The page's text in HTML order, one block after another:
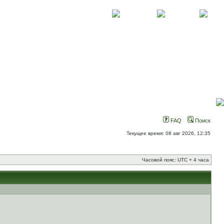
FAQ Поиск
Текущее время: 08 авг 2026, 12:35
Часовой пояс: UTC + 4 часа